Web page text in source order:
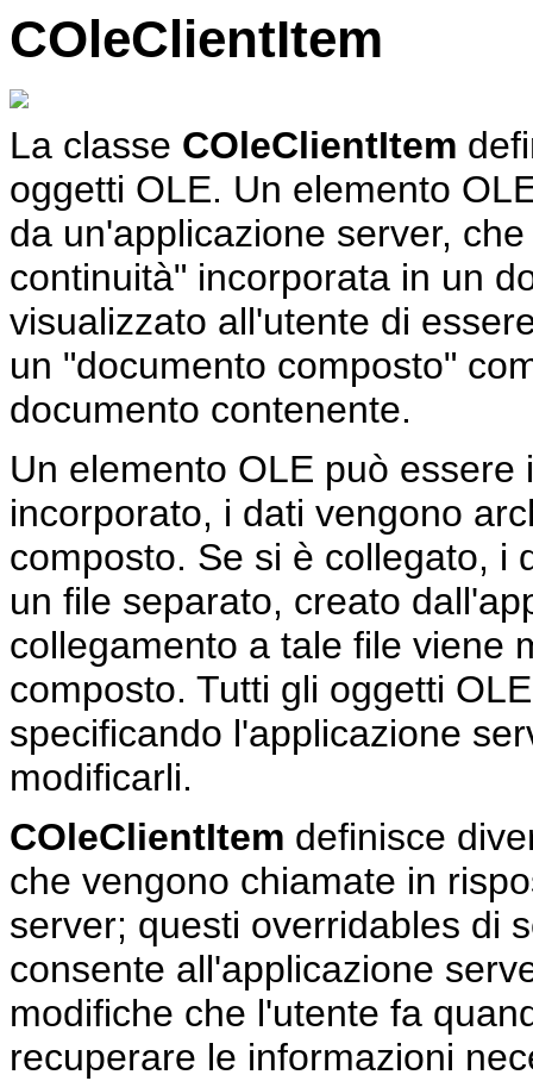
COleClientItem
La classe COleClientItem
oggetti OLE. Un elemento
da un'applicazione server,
continuità" incorporata in un
visualizzato all'utente di
un "documento composto"
documento contenente.
Un elemento OLE può
incorporato, i dati vengono
composto. Se si è collegato, i
un file separato, creato
collegamento a tale file viene
composto. Tutti gli oggetti
specificando l'applicazione
modificarli.
COleClientItem definisce
che vengono chiamate in
server; questi overridables di
consente all'applicazione
modifiche che l'utente fa
recuperare le informazioni